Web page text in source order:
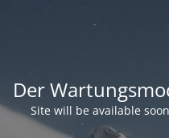
Der
Site will be available